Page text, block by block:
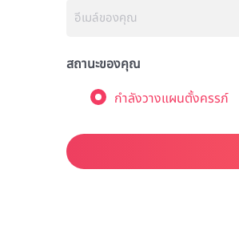
สถานะของคุณ
กำลังวางแผนตั้งครรภ์